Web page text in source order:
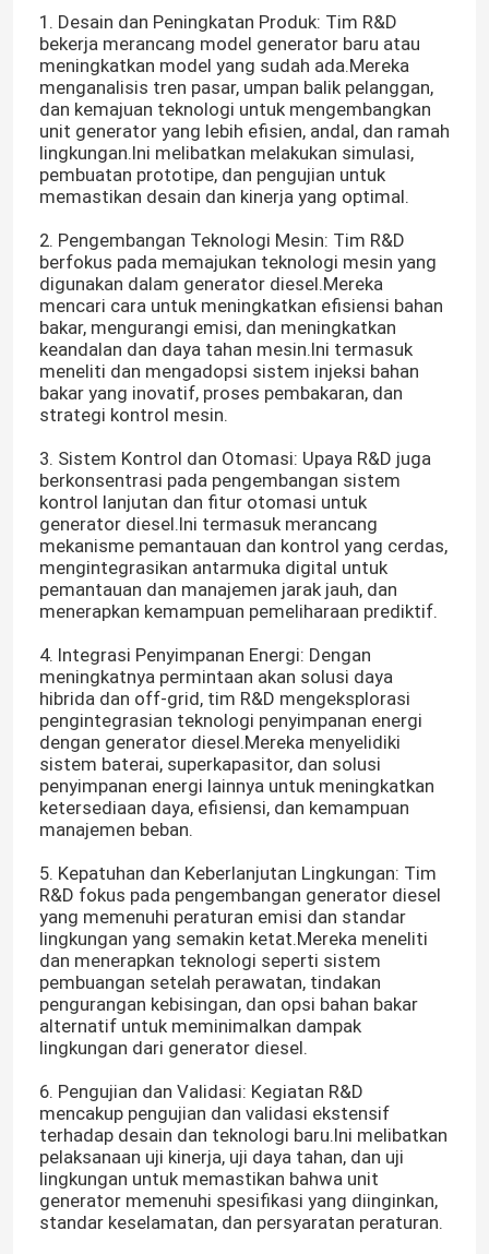
1. Desain dan Peningkatan Produk: Tim R&D
bekerja merancang model generator baru atau
meningkatkan model yang sudah ada.Mereka
menganalisis tren pasar, umpan balik pelanggan,
dan kemajuan teknologi untuk mengembangkan
unit generator yang lebih efisien, andal, dan ramah
lingkungan.Ini melibatkan melakukan simulasi,
pembuatan prototipe, dan pengujian untuk
memastikan desain dan kinerja yang optimal.
2. Pengembangan Teknologi Mesin: Tim R&D
berfokus pada memajukan teknologi mesin yang
digunakan dalam generator diesel.Mereka
mencari cara untuk meningkatkan efisiensi bahan
bakar, mengurangi emisi, dan meningkatkan
keandalan dan daya tahan mesin.Ini termasuk
meneliti dan mengadopsi sistem injeksi bahan
bakar yang inovatif, proses pembakaran, dan
strategi kontrol mesin.
3. Sistem Kontrol dan Otomasi: Upaya R&D juga
berkonsentrasi pada pengembangan sistem
kontrol lanjutan dan fitur otomasi untuk
generator diesel.Ini termasuk merancang
mekanisme pemantauan dan kontrol yang cerdas,
mengintegrasikan antarmuka digital untuk
pemantauan dan manajemen jarak jauh, dan
menerapkan kemampuan pemeliharaan prediktif.
4. Integrasi Penyimpanan Energi: Dengan
meningkatnya permintaan akan solusi daya
hibrida dan off-grid, tim R&D mengeksplorasi
pengintegrasian teknologi penyimpanan energi
dengan generator diesel.Mereka menyelidiki
sistem baterai, superkapasitor, dan solusi
penyimpanan energi lainnya untuk meningkatkan
ketersediaan daya, efisiensi, dan kemampuan
manajemen beban.
5. Kepatuhan dan Keberlanjutan Lingkungan: Tim
R&D fokus pada pengembangan generator diesel
yang memenuhi peraturan emisi dan standar
lingkungan yang semakin ketat.Mereka meneliti
dan menerapkan teknologi seperti sistem
pembuangan setelah perawatan, tindakan
pengurangan kebisingan, dan opsi bahan bakar
alternatif untuk meminimalkan dampak
lingkungan dari generator diesel.
6. Pengujian dan Validasi: Kegiatan R&D
mencakup pengujian dan validasi ekstensif
terhadap desain dan teknologi baru.Ini melibatkan
pelaksanaan uji kinerja, uji daya tahan, dan uji
lingkungan untuk memastikan bahwa unit
generator memenuhi spesifikasi yang diinginkan,
standar keselamatan, dan persyaratan peraturan.